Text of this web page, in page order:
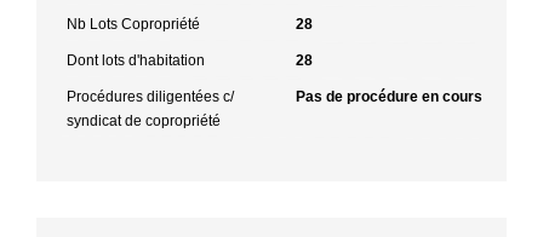
Nb Lots Copropriété 28
Dont lots d'habitation 28
Procédures diligentées c/
syndicat de copropriété
Pas de procédure en cours